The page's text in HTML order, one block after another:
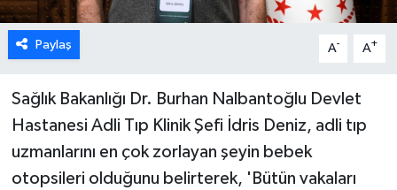
Paylaş A- A+
Sağlık Bakanlığı Dr. Burhan Nalbantoğlu Devlet
Hastanesi Adli Tıp Klinik Şefi İdris Deniz, adli tıp
uzmanlarını en çok zorlayan şeyin bebek
otopsileri olduğunu belirterek, 'Bütün vakaları
İÇ HABERLER
KÜLTÜR SANAT
LAPTA
LEFKOŞA